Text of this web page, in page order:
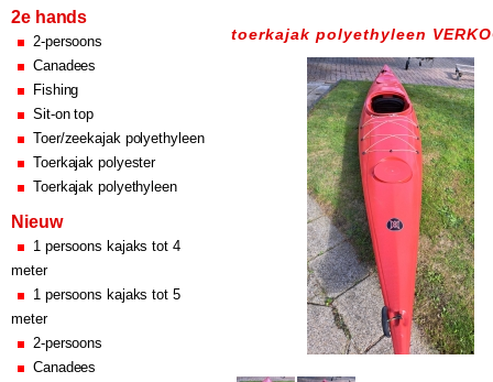
2e hands
2-persoons
Canadees
Fishing
Sit-on top
Toer/zeekajak polyethyleen
Toerkajak polyester
Toerkajak polyethyleen
Nieuw
1 persoons kajaks tot 4
meter
1 persoons kajaks tot 5
meter
2-persoons
Canadees
toerkajak polyethyleen